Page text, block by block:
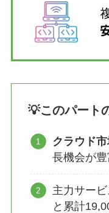
💡このパート
クラウド
長機会が豊
主力サー
と累計